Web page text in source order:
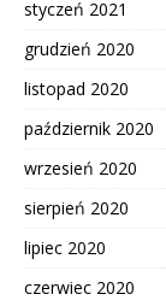
styczeń 2021
grudzień 2020
listopad 2020
październik 2020
wrzesień 2020
sierpień 2020
lipiec 2020
czerwiec 2020